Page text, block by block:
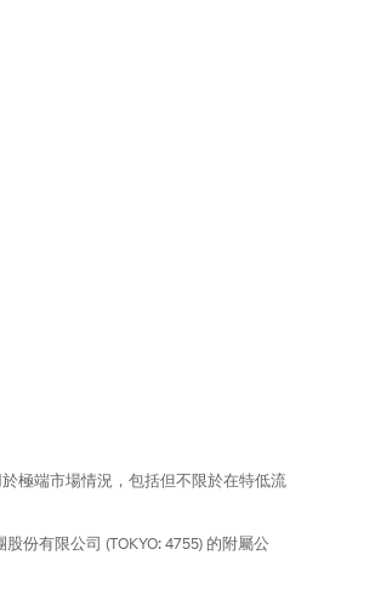
極端市場情況，包括但不限於在特低流
份有限公司 (TOKYO: 4755) 的附屬公